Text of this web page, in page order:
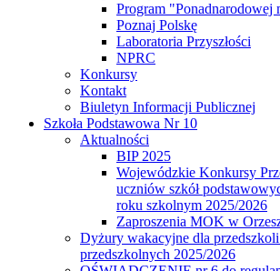
Program
Poznaj Polskę
Laboratoria Przyszłości
NPRC
Konkursy
Kontakt
Biuletyn Informacji Publicznej
Szkoła Podstawowa Nr 10
Aktualności
BIP 2025
Wojewódzkie Konkursy
uczniów szkół
roku szkolnym 2025/2026
Zaproszenia MOK w
Dyżury wakacyjne dla
przedszkolnych 2025/2026